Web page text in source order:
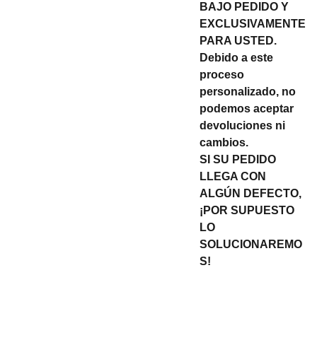
BAJO PEDIDO Y
EXCLUSIVAMENTE
PARA USTED.
Debido a este
proceso
personalizado, no
podemos aceptar
devoluciones ni
cambios.
SI SU PEDIDO
LLEGA CON
ALGÚN DEFECTO,
¡POR SUPUESTO
LO
SOLUCIONAREMO
S!